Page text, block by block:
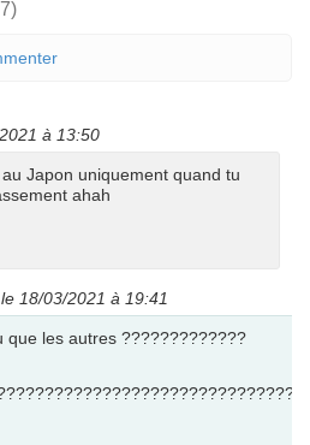
à 13:50
Japon uniquement quand tu
ahah
le 18/03/2021 à 19:41
que les autres ?????????????